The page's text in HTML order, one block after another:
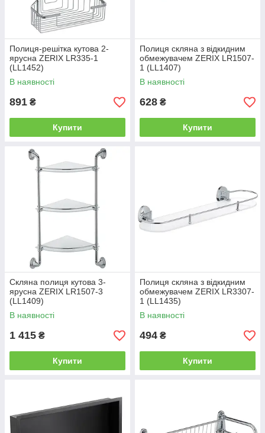
Полиця-решітка кутова 2-
ярусна ZERIX LR335-1
(LL1452)
В наявності
891 ₴
Купити
Полиця скляна з відкидним
обмежувачем ZERIX LR1507-
1 (LL1407)
В наявності
628 ₴
Купити
Скляна полиця кутова 3-
ярусна ZERIX LR1507-3
(LL1409)
В наявності
1 415 ₴
Купити
Полиця скляна з відкидним
обмежувачем ZERIX LR3307-
1 (LL1435)
В наявності
494 ₴
Купити